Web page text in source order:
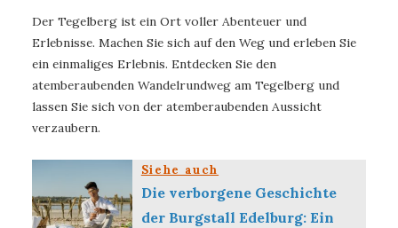
Der Tegelberg ist ein Ort voller Abenteuer und
Erlebnisse. Machen Sie sich auf den Weg und erleben Sie
ein einmaliges Erlebnis. Entdecken Sie den
atemberaubenden Wandelrundweg am Tegelberg und
lassen Sie sich von der atemberaubenden Aussicht
verzaubern.
Siehe auch
Die verborgene Geschichte
der Burgstall Edelburg: Ein